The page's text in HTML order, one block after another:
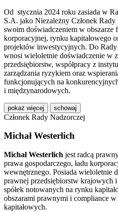
Od stycznia 2024 roku zasiada w
S.A. jako Niezależny Członek
swoim doświadczeniem w obszarze
korporacyjnej, rynku kapitałowego
projektów inwestycyjnych. Do
wnosi wieloletnie doświadczenie w
przedsiębiorstw, współpracy z
zarządzania ryzykiem oraz
funkcjonujących na
i międzynarodowych.
pokaż więcej schowaj
Członek Rady Nadzorczej
Michał Westerlich
Michał Westerlich jest radcą
prawa gospodarczego, ładu
wewnętrznego. Posiada wieloletnie
prawnej przedsiębiorstw krajowych
spółek notowanych na rynku
obszarami prawnymi i compliance
kapitałowych.